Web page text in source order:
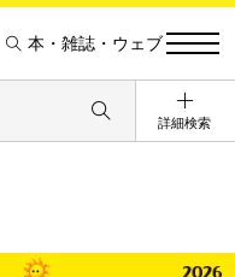
本・雑誌・ウェブ
詳細検索